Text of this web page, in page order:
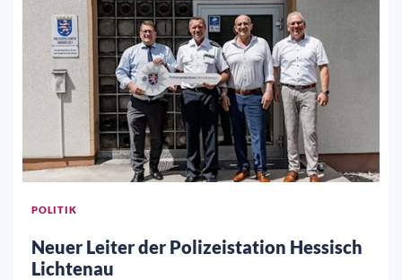
POLITIK
Neuer Leiter der Polizeistation Hessisch
Lichtenau